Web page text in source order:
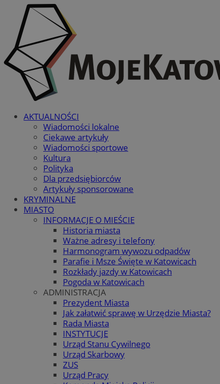
AKTUALNOŚCI
Wiadomości lokalne
Ciekawe artykuły
Wiadomości sportowe
Kultura
Polityka
Dla przedsiębiorców
Artykuły sponsorowane
KRYMINALNE
MIASTO
INFORMACJE O MIEŚCIE
Historia miasta
Ważne adresy i telefony
Harmonogram wywozu odpadów
Parafie i Msze Święte w Katowicach
Rozkłady jazdy w Katowicach
Pogoda w Katowicach
ADMINISTRACJA
Prezydent Miasta
Jak załatwić sprawę w Urzędzie Miasta?
Rada Miasta
INSTYTUCJE
Urząd Stanu Cywilnego
Urząd Skarbowy
ZUS
Urząd Pracy